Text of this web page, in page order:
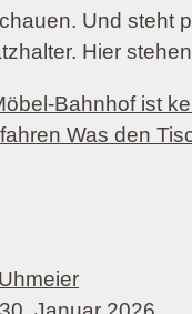
Und steht
Hier
Bahnhof ist